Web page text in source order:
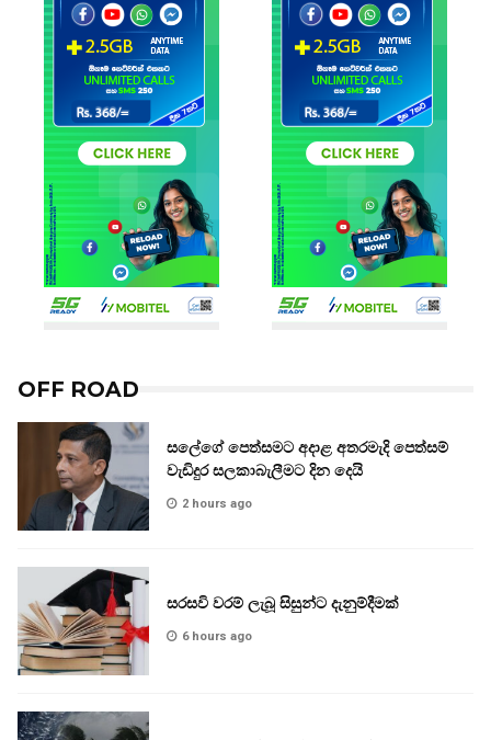
OFF ROAD
සලේගේ පෙත්සමට අදාළ අතරමැදි පෙත්සම්
වැඩිදුර සලකාබැලීමට දින දෙයි
2 hours ago
සරසවි වරම් ලැබූ සිසුන්ට දැනුම්දීමක්
6 hours ago